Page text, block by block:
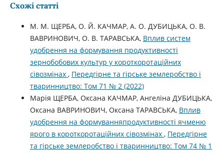
Схожі статті
М. М. ЩЕРБА, О. Й. КАЧМАР, А. О. ДУБИЦЬКА, О. В.
ВАВРИНОВИЧ, О. В. ТАРАВСЬКА, Вплив систем
удобрення на формування продуктивності
зернобобових культур у короткоротаційних
сівозмінах , Передгірне та гірське землеробство і
тваринництво: Том 71 № 2 (2022)
Марія ЩЕРБА, Оксана КАЧМАР, Ангеліна ДУБИЦЬКА,
Оксана ВАВРИНОВИЧ, Оксана ТАРАВСЬКА, Вплив
удобрення на формуванняпродуктивності ячменю
ярого в короткоротаційних сівозмінах , Передгірне
та гірське землеробство і тваринництво: Том 74 № 1